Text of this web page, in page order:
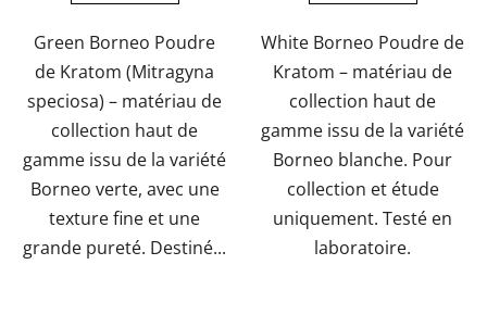
5
étoiles.
Green Borneo Poudre
de Kratom (Mitragyna
speciosa) – matériau de
collection haut de
gamme issu de la variété
Borneo verte, avec une
texture fine et une
grande pureté. Destiné...
5
étoiles.
White Borneo Poudre de
Kratom – matériau de
collection haut de
gamme issu de la variété
Borneo blanche. Pour
collection et étude
uniquement. Testé en
laboratoire.